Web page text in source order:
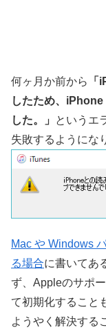
何ヶ月か前から
したため、
した。」
というエ
失敗するようにな
Mac や Windows
る場合に書いてあ
ず、Appleのサポ
て初期化すること
ようやく解決する